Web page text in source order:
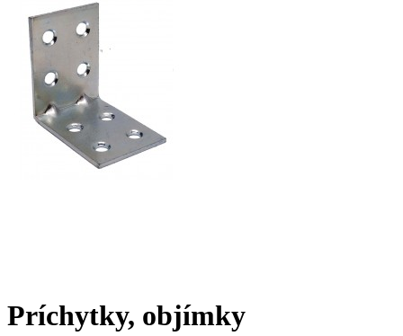
Príchytky, objímky